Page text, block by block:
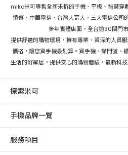
miko米可專售全新未拆的手機、平板、智慧穿
遠傳、中華電信、台灣大哥大，三大電信公司
多年實體店面，全台逾30間門
提供舒適的購物環境，擁有專業、資深的人員
價格，讓您買手機最划算。買手機、辦門號、
生活的好鄰居，提供安心的購物體驗，最新科
探索米可
手機品牌一覽
服務項目